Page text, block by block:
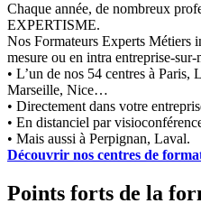
Chaque année, de nombreux
EXPERTISME.
Nos Formateurs Experts Métiers
mesure ou en intra entreprise-
• L’un de nos 54 centres à
Marseille, Nice…
• Directement dans votre
• En distanciel par
• Mais aussi à Perpignan, Laval.
Découvrir nos centres de
Points forts de la